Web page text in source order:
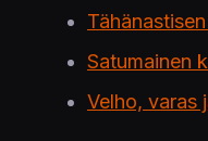
Satumainen
Velho, varas